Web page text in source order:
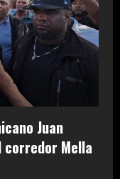
Juan
corredor Mella